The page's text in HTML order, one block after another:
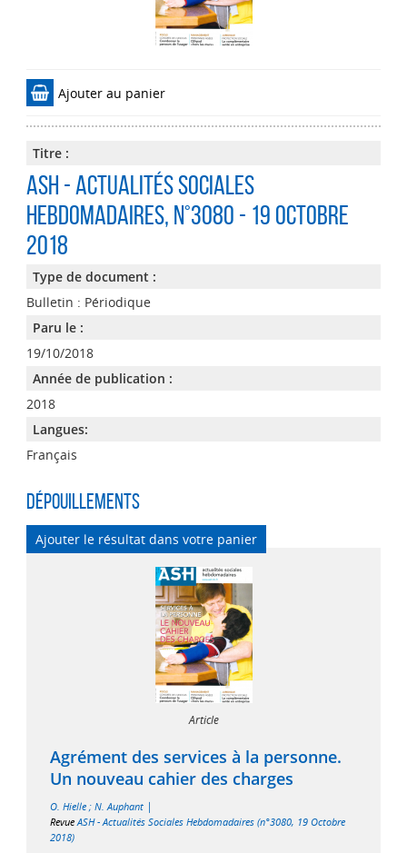
Ajouter au panier
Titre :
ASH - Actualités Sociales
Hebdomadaires, n°3080 - 19 Octobre
2018
Type de document :
Bulletin : Périodique
Paru le :
19/10/2018
Année de publication :
2018
Langues:
Français
Dépouillements
Ajouter le résultat dans votre panier
Article
Agrément des services à la personne.
Un nouveau cahier des charges
O. Hielle; N. Auphant |
RevueASH - Actualités Sociales Hebdomadaires (n°3080, 19 Octobre
2018)